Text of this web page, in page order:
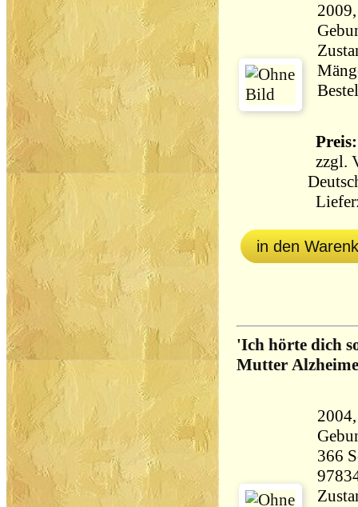
zzgl.
in den
'Ich hörte dich
Mutter
366 Seiten